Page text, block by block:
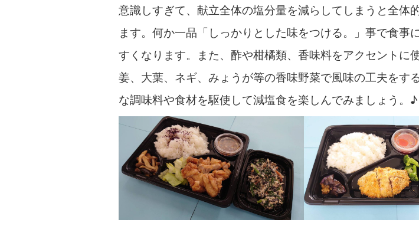
意識しすぎて、献立全体の塩分量を減らしてしまうと全体
ます。何か一品「しっかりとした味をつける。」事で食
すくなります。また、酢や柑橘類、香味料をアクセントに
姜、大葉、ネギ、みょうが等の香味野菜で風味の工夫をす
な調味料や食材を駆使して減塩食を楽しんでみましょう。♪